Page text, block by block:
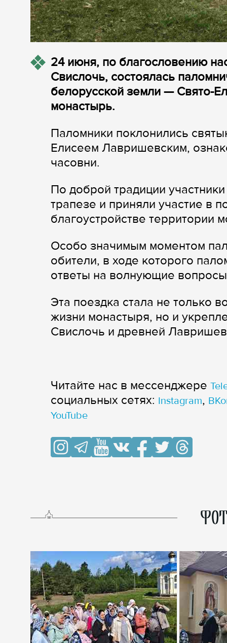
24 июня, по благословению
Свислочь, состоялась
белорусской земли — Свято-
монастырь.
Паломники поклонились
Елисеем Лавришевским,
часовни.
По доброй традиции
трапезе и приняли участие в
благоустройстве территории
Особо значимым моментом
обители, в ходе которого
ответы на волнующие
Эта поездка стала не только
жизни монастыря, но и
Свислочь и древней
Читайте нас в мессенджере
cоциальных сетях: Instagram,
YouTube